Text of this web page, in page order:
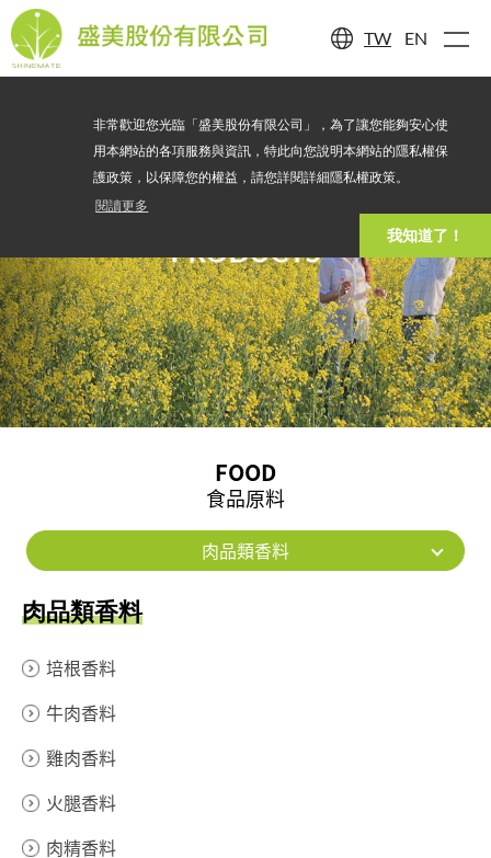
非常歡迎您光臨「盛美股份有限公司」，為了讓您能夠安心使
用本網站的各項服務與資訊，特此向您說明本網站的隱私權保
護政策，以保障您的權益，請您詳閱詳細隱私權政策。
閱讀更多
我知道了！
TW EN
PRODUCTS
FOOD
食品原料
肉品類香料
肉品類香料
培根香料
牛肉香料
雞肉香料
火腿香料
肉精香料